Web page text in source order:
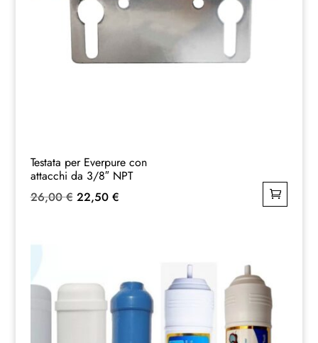
Testata per Everpure con
attacchi da 3/8″ NPT
26,00€ Il
22,50 €Il